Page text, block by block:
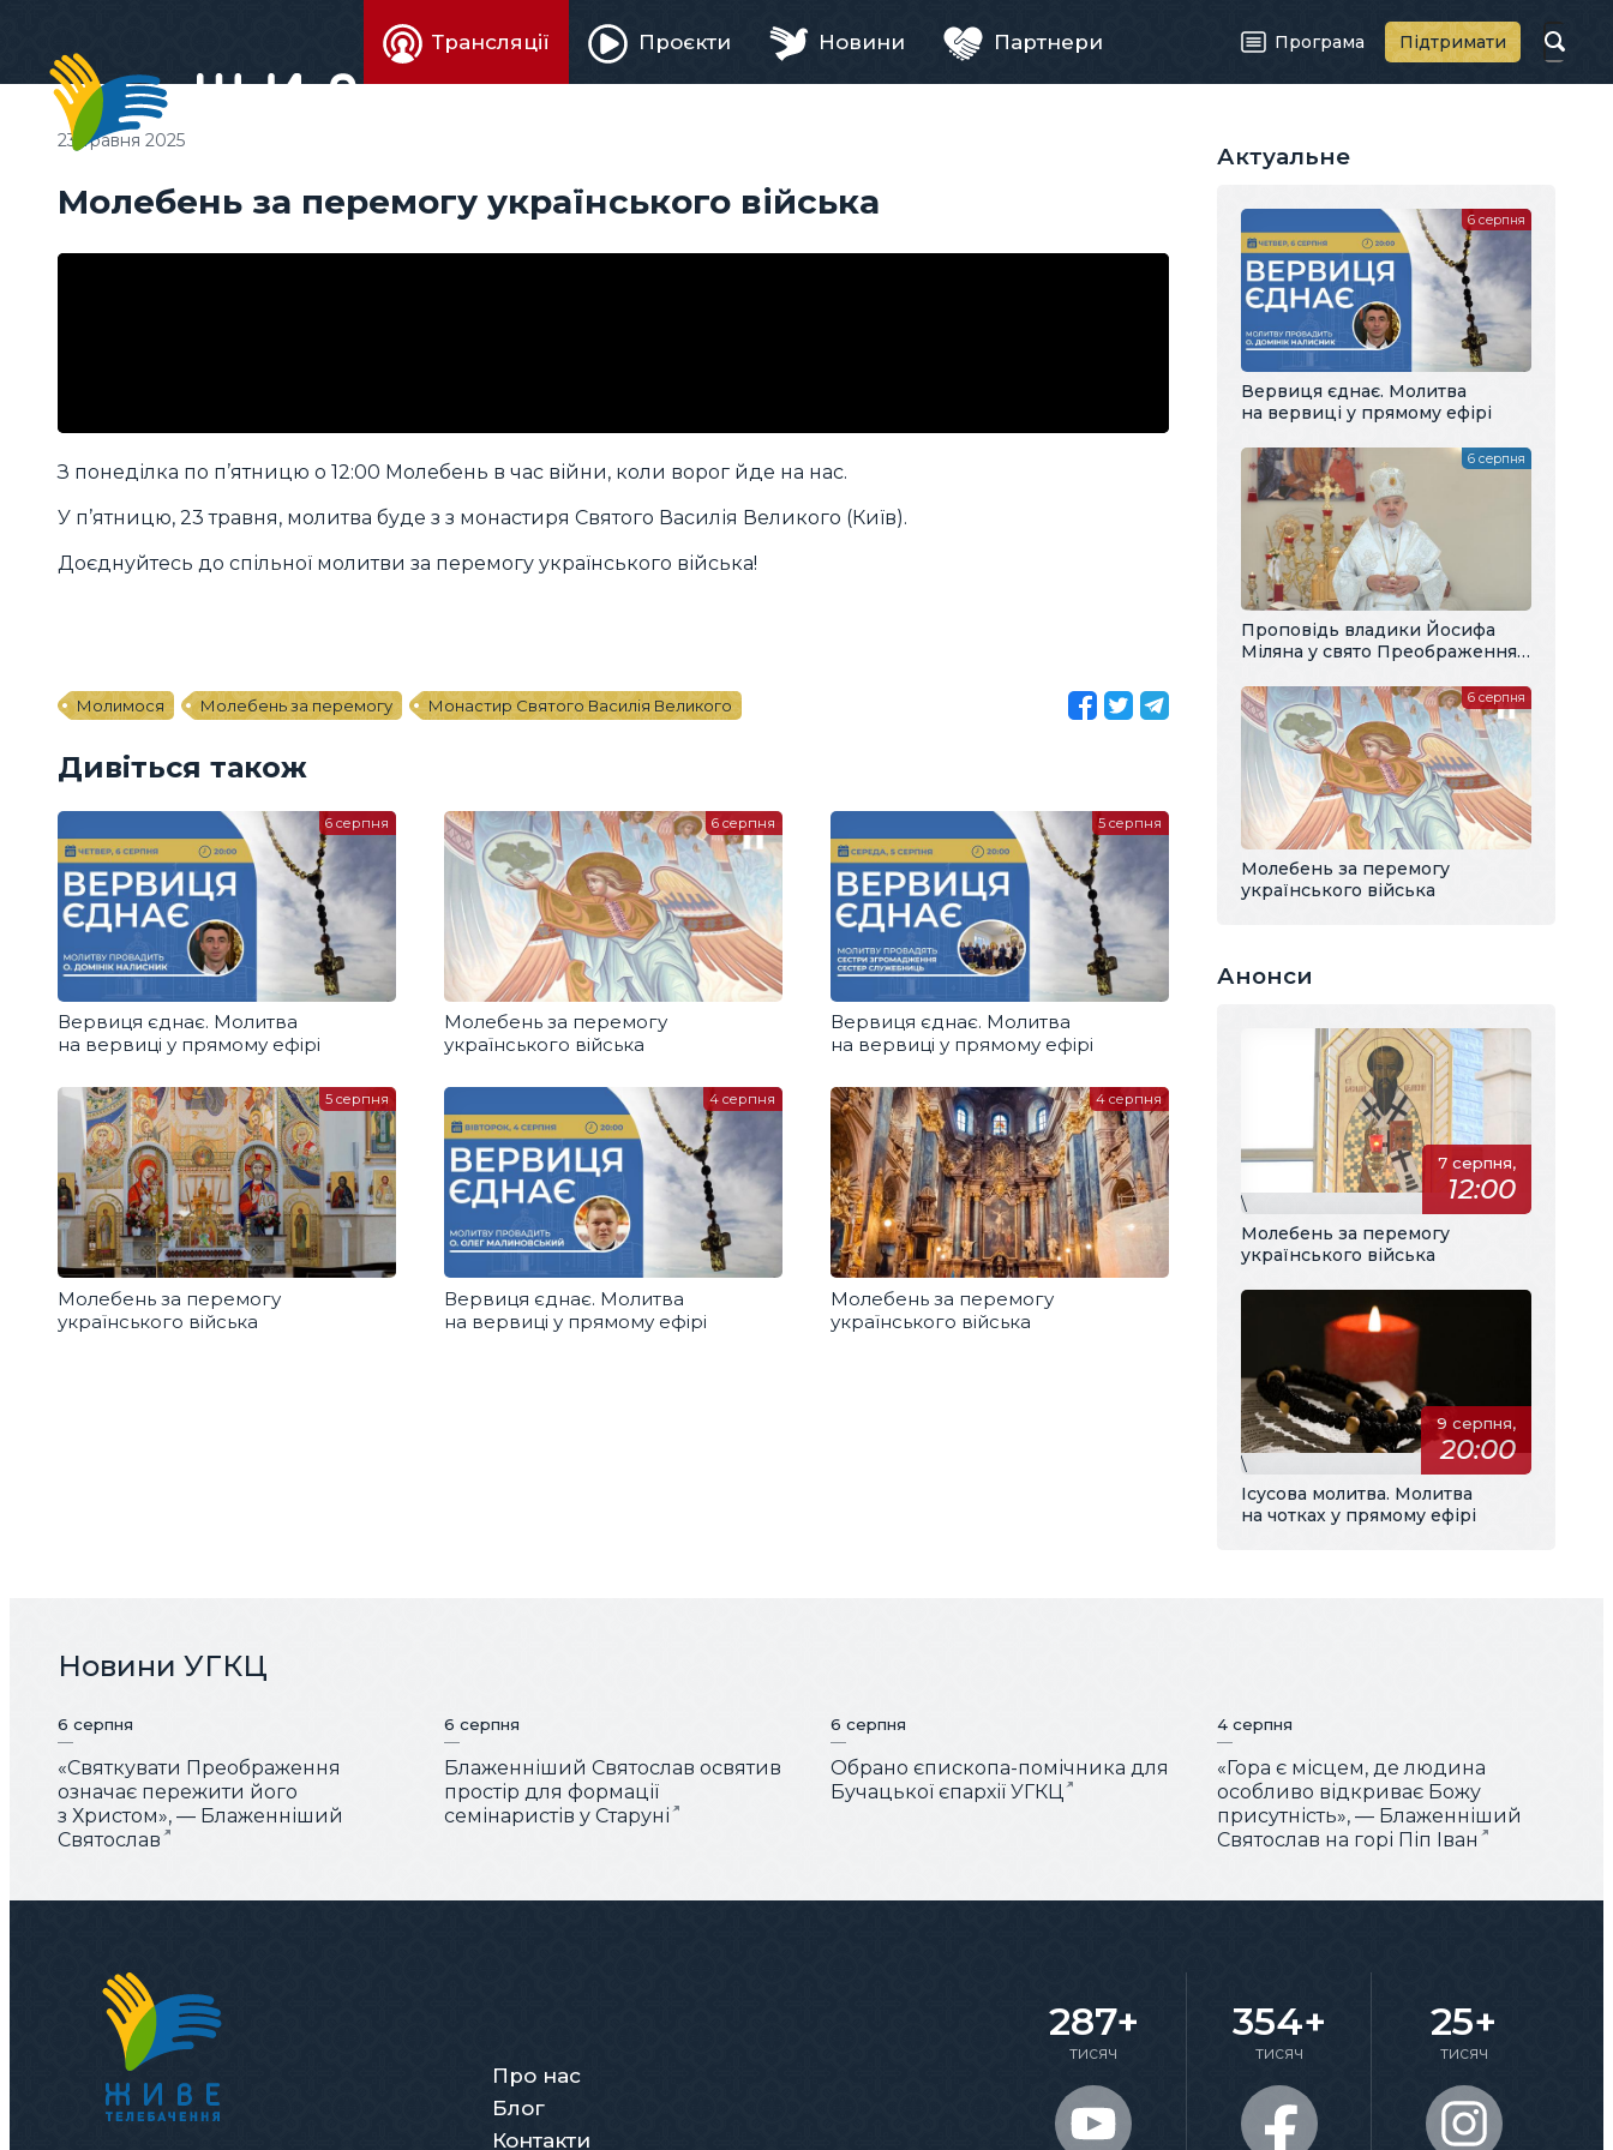
Живе
телебачення
Трансляції Проєкти Новини Партнери Програма Підтримати
Молебень за перемогу українського війська
23 травня 2025
З понеділка по п’ятницю о 12:00 Молебень в час війни, коли ворог йде на нас.
У п’ятницю, 23 травня, молитва буде з з монастиря Святого Василія Великого (Київ).
Доєднуйтесь до спільної молитви за перемогу українського війська!
Молимося Молебень за перемогу Монастир Святого Василія Великого
Дивіться також
Вервиця єднає. Молитва
на вервиці у прямому ефірі
6 серпня
Молебень за перемогу
українського війська
6 серпня
Вервиця єднає. Молитва
на вервиці у прямому ефірі
5 серпня
Молебень за перемогу
українського війська
5 серпня
Вервиця єднає. Молитва
на вервиці у прямому ефірі
4 серпня
Молебень за перемогу
українського війська
4 серпня
Актуальне
Вервиця єднає. Молитва
на вервиці у прямому ефірі
6 серпня
Проповідь владики Йосифа
Міляна у свято Преображення
6 серпня
Молебень за перемогу
українського війська
6 серпня
Анонси
7 серпня,
12:00
\
Молебень за перемогу
українського війська
9 серпня,
20:00
\
Ісусова молитва. Молитва
на чотках у прямому ефірі
Новини УГКЦ
6 серпня
«Святкувати Преображення
означає пережити його
з Христом», — Блаженніший
Святослав
6 серпня
Блаженніший Святослав освятив
простір для формації
семінаристів у Старуні
6 серпня
Обрано єпископа-помічника для
Бучацької єпархії УГКЦ
4 серпня
«Гора є місцем, де людина
особливо відкриває Божу
присутність», — Блаженніший
Святослав на горі Піп Іван
Про нас
Блог
Контакти
287+
тисяч
354+
тисяч
25+
тисяч